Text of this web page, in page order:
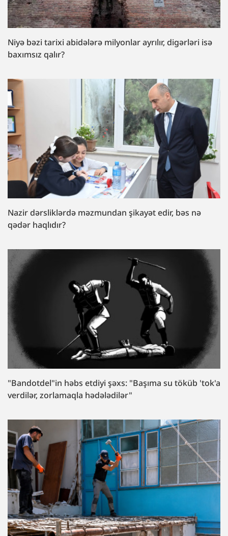
Niyə bəzi tarixi abidələrə milyonlar ayrılır, digərləri isə
baxımsız qalır?
Nazir dərsliklərdə məzmundan şikayət edir, bəs nə
qədər haqlıdır?
"Bandotdel"in həbs etdiyi şəxs: "Başıma su töküb 'tok'a
verdilər, zorlamaqla hədələdilər"